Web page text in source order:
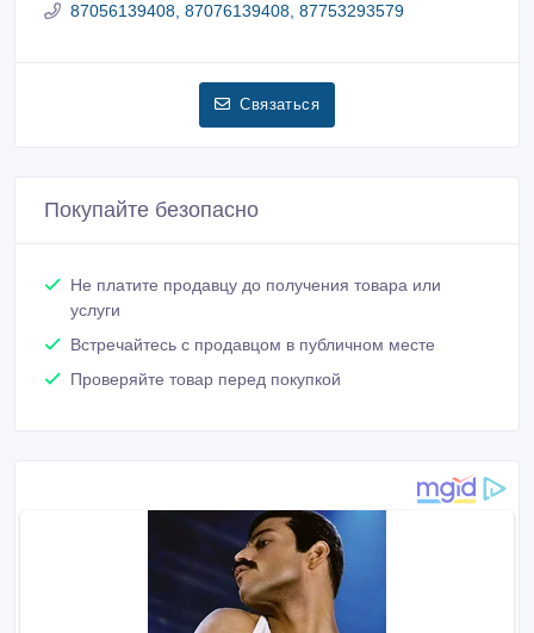
87056139408, 87076139408, 87753293579
Связаться
Покупайте безопасно
Не платите продавцу до получения товара или
услуги
Встречайтесь с продавцом в публичном месте
Проверяйте товар перед покупкой